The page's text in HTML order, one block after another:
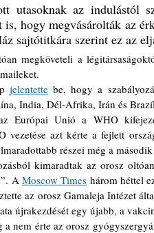
utasoknak az indulástól
hogy megvásárolták az
sajtótitkára szerint ez az
jelentette be, hogy a
India, Dél-Afrika, Irán és
vezetése azt kérte a fejlett
részei még a
A Moscow Times három héttel
az orosz Gamaleja Intézet
újrakezdését egy újabb, a